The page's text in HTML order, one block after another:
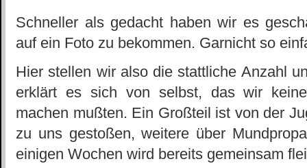
Schneller als gedacht haben wir es
auf ein Foto zu bekommen. Garnicht so
Hier stellen wir also die stattliche Anzahl
erklärt es sich von selbst, das wir
machen mußten. Ein Großteil ist von der
zu uns gestoßen, weitere über
einigen Wochen wird bereits gemeinsam